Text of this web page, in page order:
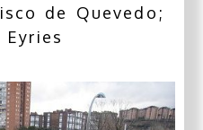
de Quevedo;